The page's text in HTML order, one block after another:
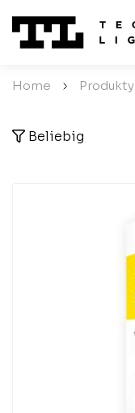
Home / Produkty
Beliebig